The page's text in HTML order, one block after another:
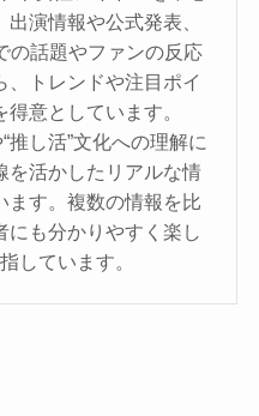
演情報や公式発表、
の話題やファンの反応
、トレンドや注目ポイ
意としています。
推し活”文化への理解に
を活かしたリアルな情
ます。複数の情報を比
にも分かりやすく楽し
しています。